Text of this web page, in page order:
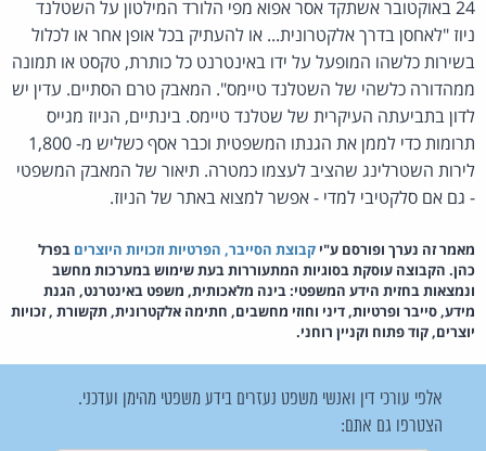
24 באוקטובר אשתקד אסר אפוא מפי הלורד המילטון על השטלנד
ניוז "לאחסן בדרך אלקטרונית... או להעתיק בכל אופן אחר או לכלול
בשירות כלשהו המופעל על ידו באינטרנט כל כותרת, טקסט או תמונה
ממהדורה כלשהי של השטלנד טיימס". המאבק טרם הסתיים. עדין יש
לדון בתביעתה העיקרית של שטלנד טיימס. בינתיים, הניוז מגייס
תרומות כדי לממן את הגנתו המשפטית וכבר אסף כשליש מ- 1,800
לירות השטרלינג שהציב לעצמו כמטרה. תיאור של המאבק המשפטי
- גם אם סלקטיבי למדי - אפשר למצוא באתר של הניוז.
מאמר זה נערך ופורסם ע"י קבוצת הסייבר, הפרטיות וזכויות היוצרים בפרל
כהן. הקבוצה עוסקת בסוגיות המתעוררות בעת שימוש במערכות מחשב
ונמצאות בחזית הידע המשפטי: בינה מלאכותית, משפט באינטרנט, הגנת
מידע, סייבר ופרטיות, דיני וחוזי מחשבים, חתימה אלקטרונית, תקשורת , זכויות
יוצרים, קוד פתוח וקניין רוחני.
אלפי עורכי דין ואנשי משפט נעזרים בידע משפטי מהימן ועדכני.
הצטרפו גם אתם: